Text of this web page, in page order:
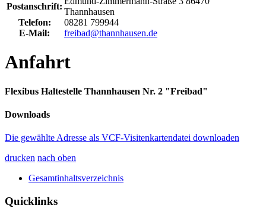
Postanschrift:
Thannhausen
Telefon:
08281 799944
E-Mail:
freibad@thannhausen.de
Anfahrt
Flexibus Haltestelle Thannhausen Nr. 2 "Freibad"
Downloads
Die gewählte Adresse als VCF-Visitenkartendatei downloaden
drucken nach oben
Gesamtinhaltsverzeichnis
Quicklinks